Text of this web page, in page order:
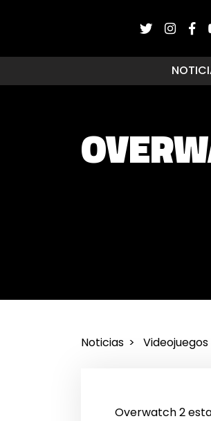
Noticias Videojuegos
Overwatch 2